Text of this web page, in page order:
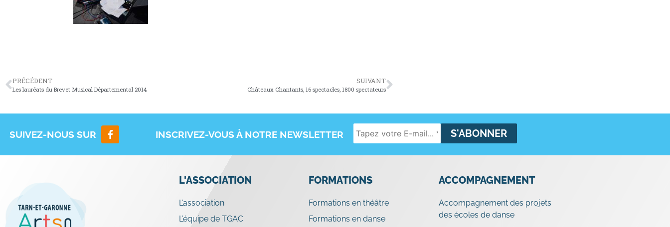
PRÉCÉDENT
Les lauréats du Brevet Musical Départemental 2014
SUIVANT
Châteaux Chantants, 16 spectacles, 1800 spectateurs
SUIVEZ-NOUS SUR INSCRIVEZ-VOUS À NOTRE NEWSLETTER
L'ASSOCIATION
L’association
L’équipe de TGAC
FORMATIONS
Formations en théâtre
Formations en danse
ACCOMPAGNEMENT
Accompagnement des projets
des écoles de danse